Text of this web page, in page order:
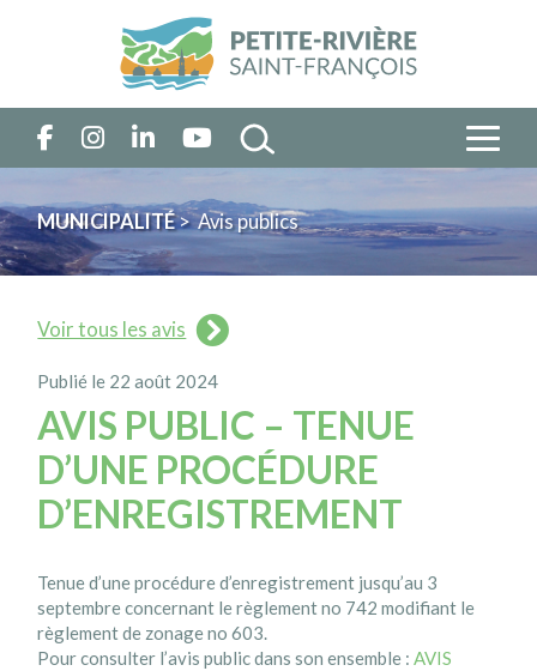
MUNICIPALITÉ> Avis publics
Voir tous les avis
Publié le 22 août 2024
AVIS PUBLIC – TENUE
D’UNE PROCÉDURE
D’ENREGISTREMENT
Tenue d’une procédure d’enregistrement jusqu’au 3
septembre concernant le règlement no 742 modifiant le
règlement de zonage no 603.
Pour consulter l’avis public dans son ensemble :AVIS